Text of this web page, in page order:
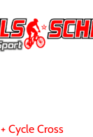
Cycle Cross